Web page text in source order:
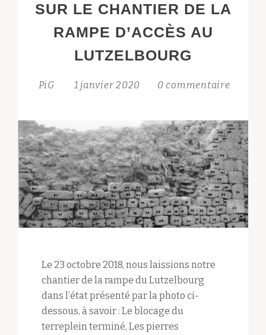
SUR LE CHANTIER DE LA
RAMPE D’ACCÈS AU
LUTZELBOURG
PiG 1 janvier 2020 0 commentaire
Le 23 octobre 2018, nous laissions notre
chantier de la rampe du Lutzelbourg
dans l’état présenté par la photo ci-
dessous, à savoir : Le blocage du
terreplein terminé, Les pierres